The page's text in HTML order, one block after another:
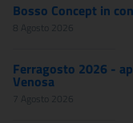
Bosso Concept in
8 Agosto 2026
Ferragosto 2026 -
Venosa
7 Agosto 2026